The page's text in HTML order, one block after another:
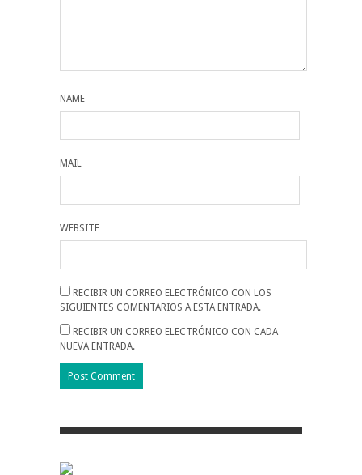
NAME
MAIL
WEBSITE
RECIBIR UN CORREO ELECTRÓNICO CON LOS
SIGUIENTES COMENTARIOS A ESTA ENTRADA.
RECIBIR UN CORREO ELECTRÓNICO CON CADA
NUEVA ENTRADA.